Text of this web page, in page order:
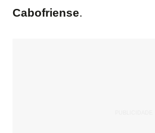
Cabofriense.